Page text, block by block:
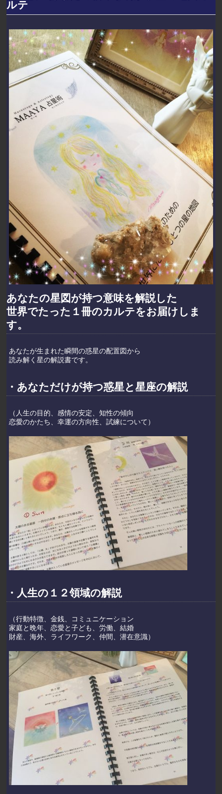
ルテ
あなたの星図が持つ意味を解説した
世界でたった１冊のカルテをお届けしま
す。
あなたが生まれた瞬間の惑星の配置図から
読み解く星の解説書です。
・あなただけが持つ惑星と星座の解説
（人生の目的、感情の安定、知性の傾向
恋愛のかたち、幸運の方向性、試練について）
・人生の１２領域の解説
（行動特徴、金銭、コミュニケーション
家庭と晩年、恋愛と子ども、労働、結婚
財産、海外、ライフワーク、仲間、潜在意識）